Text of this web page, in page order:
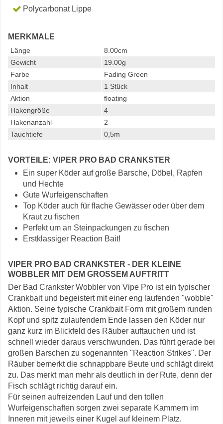
Polycarbonat Lippe
MERKMALE
Länge
8.00cm
Gewicht
19.00g
Farbe
Fading Green
Inhalt
1 Stück
Aktion
floating
Hakengröße
4
Hakenanzahl
2
Tauchtiefe
0,5m
VORTEILE: VIPER PRO BAD CRANKSTER
Ein super Köder auf große Barsche, Döbel, Rapfen
und Hechte
Gute Wurfeigenschaften
Top Köder auch für flache Gewässer oder über dem
Kraut zu fischen
Perfekt um an Steinpackungen zu fischen
Erstklassiger Reaction Bait!
VIPER PRO BAD CRANKSTER - DER KLEINE
WOBBLER MIT DEM GROSSEM AUFTRITT
Der Bad Crankster Wobbler von Vipe Pro ist ein typischer
Crankbait und begeistert mit einer eng laufenden "wobble"
Aktion. Seine typische Crankbait Form mit großem runden
Kopf und spitz zulaufendem Ende lassen den Köder nur
ganz kurz im Blickfeld des Räuber auftauchen und ist
schnell wieder daraus verschwunden. Das führt gerade bei
großen Barschen zu sogenannten "Reaction Strikes". Der
Räuber bemerkt die schnappbare Beute und schlägt direkt
zu. Das merkt man mehr als deutlich in der Rute, denn der
Fisch schlägt richtig darauf ein.
Für seinen aufreizenden Lauf und den tollen
Wurfeigenschaften sorgen zwei separate Kammern im
Inneren mit jeweils einer Kugel auf kleinem Platz.